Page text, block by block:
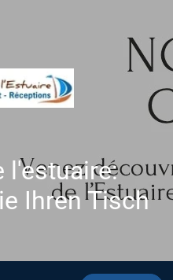
l'estuaire:
Ihren Tisch